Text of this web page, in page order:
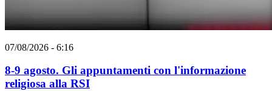
07/08/2026 - 6:16
8-9 agosto. Gli appuntamenti con l'informazione
religiosa alla RSI